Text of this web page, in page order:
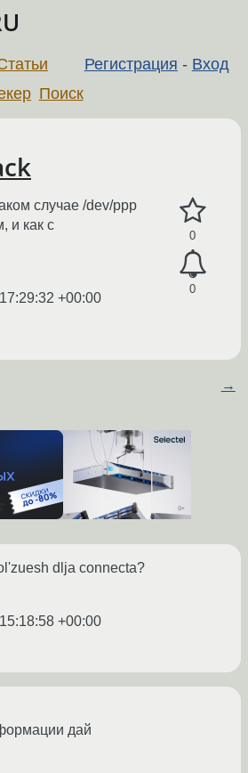
Регистрация - Вход
Поиск
0
0
случае /dev/ppp
и как с
+00:00
→
dlja connecta?
+00:00
дай